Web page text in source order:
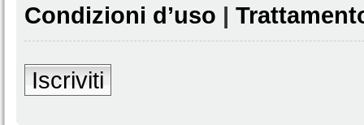
Condizioni d’uso |
Iscriviti